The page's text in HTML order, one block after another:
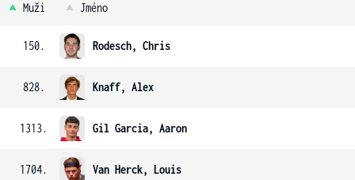
Muži Jméno
150. Rodesch, Chris
828. Knaff, Alex
1313. Gil Garcia, Aaron
1704. Van Herck, Louis